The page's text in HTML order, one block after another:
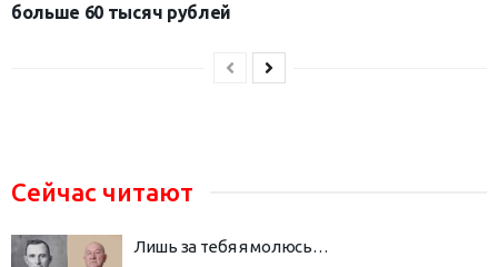
больше 60 тысяч рублей
Сейчас читают
Лишь за тебя я молюсь…